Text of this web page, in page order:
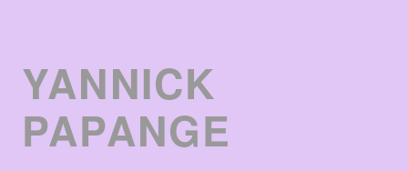
YANNICK
PAPANGE